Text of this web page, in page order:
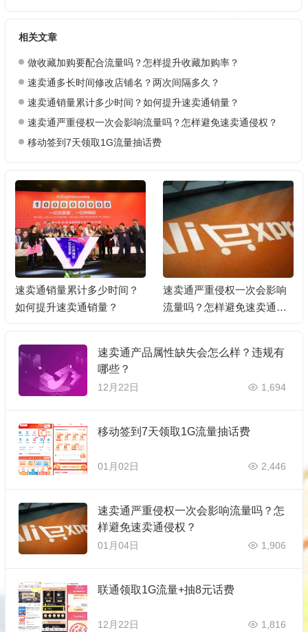
相关文章
做收藏加购要配合流量吗？怎样提升收藏加购率？
速卖通多长时间修改店铺名？两次间隔多久？
速卖通销量累计多少时间？如何提升速卖通销量？
速卖通严重侵权一次会影响流量吗？怎样避免速卖通侵权？
移动签到7天领取1G流量抽话费
速卖通销量累计多少时间？
如何提升速卖通销量？
速卖通严重侵权一次会影响
流量吗？怎样避免速卖通侵
速卖通产品属性缺失会怎么样？违规有
哪些？
12月22日 1,694
移动签到7天领取1G流量抽话费
01月02日 2,446
速卖通严重侵权一次会影响流量吗？怎
样避免速卖通侵权？
01月04日 1,906
联通领取1G流量+抽8元话费
12月22日 1,816